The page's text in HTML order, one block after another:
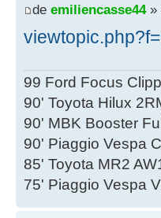
de emiliencasse44»
99 Ford Focus
90' Toyota Hilux
90' MBK Booster
90' Piaggio Vespa
85' Toyota MR2
75' Piaggio Vespa